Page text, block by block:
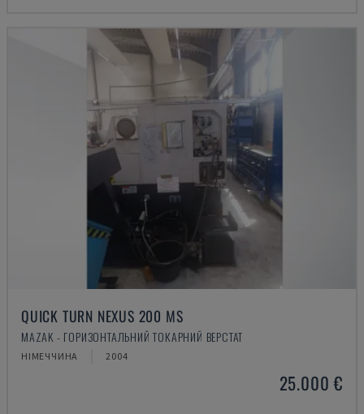
QUICK TURN NEXUS 200 MS
MAZAK - ГОРИЗОНТАЛЬНИЙ ТОКАРНИЙ ВЕРСТАТ
НІМЕЧЧИНА 2004
25.000 €